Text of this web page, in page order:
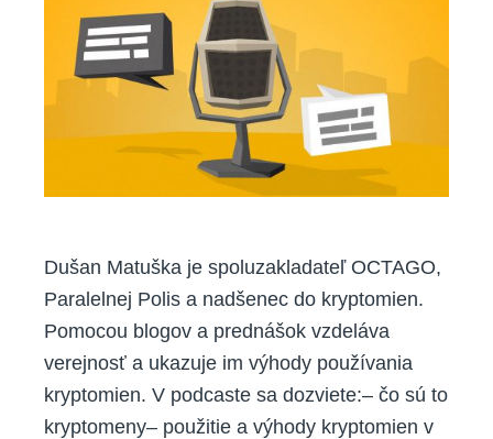
Bitcoin
použiť
vo
vašom
podnikaní?
Dušan Matuška je spoluzakladateľ OCTAGO,
Paralelnej Polis a nadšenec do kryptomien.
Pomocou blogov a prednášok vzdeláva
verejnosť a ukazuje im výhody používania
kryptomien. V podcaste sa dozviete:– čo sú to
kryptomeny– použitie a výhody kryptomien v